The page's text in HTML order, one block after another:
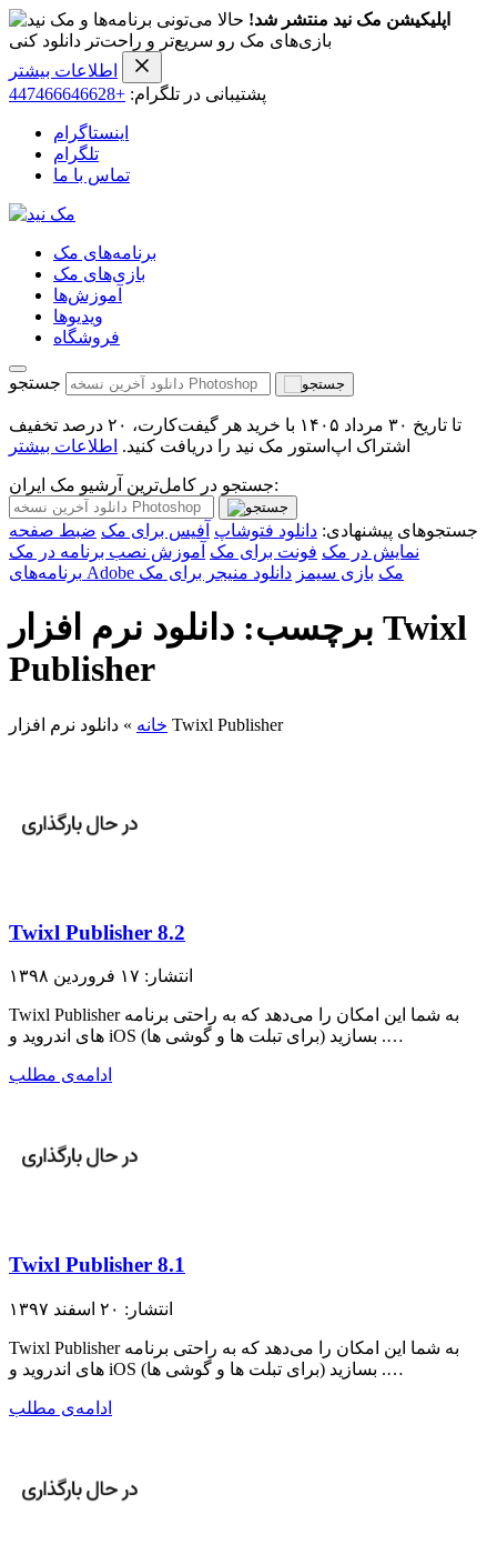
اپلیکیشن مک نید منتشر شد! حالا می‌تونی برنامه‌ها و
بازی‌های مک رو سریع‌تر و راحت‌تر دانلود کنی
اطلاعات بیشتر
پشتیبانی در تلگرام: +447466646628
اینستاگرام
تلگرام
تماس با ما
برنامه‌های مک
بازی‌های مک
آموزش‌ها
ویدیو‌ها
فروشگاه
جستجو
تا تاریخ ۳۰ مرداد ۱۴۰۵ با خرید هر گیفت‌کارت، ۲۰ درصد تخفیف
اشتراک اپ‌استور مک نید را دریافت کنید. اطلاعات بیشتر
جستجو در کامل‌ترین آرشیو مک ایران:
جستجوهای پیشنهادی: دانلود فتوشاپ آفیس برای مک ضبط صفحه
نمایش در مک فونت برای مک آموزش نصب برنامه در مک
برنامه‌های Adobe مک بازی سیمز دانلود منیجر برای مک
برچسب: دانلود نرم افزار Twixl
Publisher
خانه » دانلود نرم افزار Twixl Publisher
Twixl Publisher 8.2
انتشار: ۱۷ فروردین ۱۳۹۸
Twixl Publisher به شما این امکان را می‌دهد که به راحتی برنامه
های اندروید و iOS (برای تبلت ها و گوشی ها) بسازید .…
ادامه‌ی مطلب
Twixl Publisher 8.1
انتشار: ۲۰ اسفند ۱۳۹۷
Twixl Publisher به شما این امکان را می‌دهد که به راحتی برنامه
های اندروید و iOS (برای تبلت ها و گوشی ها) بسازید .…
ادامه‌ی مطلب